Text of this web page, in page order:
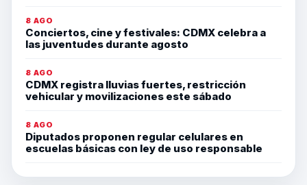
8 AGO
Conciertos, cine y festivales: CDMX celebra a
las juventudes durante agosto
8 AGO
CDMX registra lluvias fuertes, restricción
vehicular y movilizaciones este sábado
8 AGO
Diputados proponen regular celulares en
escuelas básicas con ley de uso responsable